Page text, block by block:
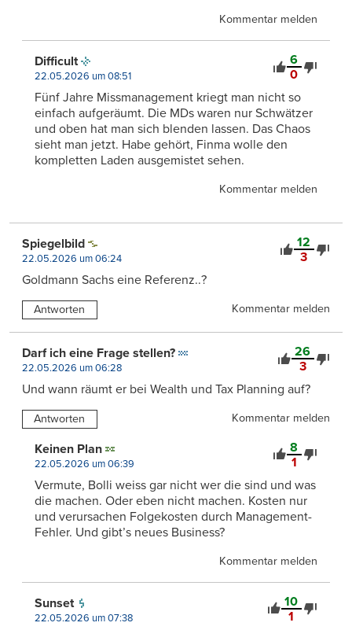
Kommentar melden
6
0
Difficult
22.05.2026 um 08:51
Fünf Jahre Missmanagement kriegt man nicht so
einfach aufgeräumt. Die MDs waren nur Schwätzer
und oben hat man sich blenden lassen. Das Chaos
sieht man jetzt. Habe gehört, Finma wolle den
kompletten Laden ausgemistet sehen.
Kommentar melden
12
3
Spiegelbild
22.05.2026 um 06:24
Goldmann Sachs eine Referenz..?
Antworten Kommentar melden
26
3
Darf ich eine Frage stellen?
22.05.2026 um 06:28
Und wann räumt er bei Wealth und Tax Planning auf?
Antworten Kommentar melden
8
1
Keinen Plan
22.05.2026 um 06:39
Vermute, Bolli weiss gar nicht wer die sind und was
die machen. Oder eben nicht machen. Kosten nur
und verursachen Folgekosten durch Management-
Fehler. Und gibt’s neues Business?
Kommentar melden
10
1
Sunset
22.05.2026 um 07:38